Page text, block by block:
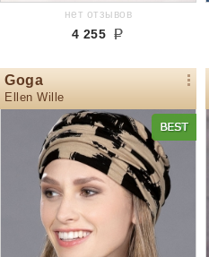
нет отзывов
4 255
Goga
Ellen Wille